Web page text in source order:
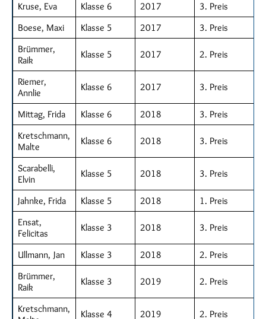
Kruse, Eva
Klasse 6 2017
3. Preis
Boese, Maxi
Klasse 5 2017
3. Preis
Brümmer,
Raik
Klasse 5 2017 2. Preis
Riemer,
Annlie
Klasse 6 2017 3. Preis
Mittag, Frida Klasse 6 2018
3. Preis
Kretschmann,
Malte
Klasse 6 2018 3. Preis
Scarabelli,
Elvin
Klasse 5 2018 3. Preis
Jahnke, Frida Klasse 5 2018
1. Preis
Ensat,
Felicitas
Klasse 3 2018 3. Preis
Ullmann, Jan Klasse 3 2018
2. Preis
Brümmer,
Raik
Klasse 3 2019 2. Preis
Kretschmann,
Klasse 4 2019 2. Preis